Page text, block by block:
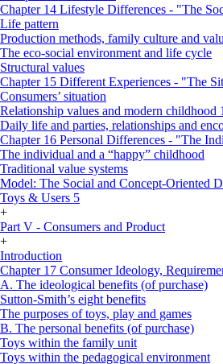
Chapter 14 Lifestyle Differences - "The
Life pattern
Production methods, family culture and
The eco-social environment and life cycle
Structural values
Chapter 15 Different Experiences - "The
Consumers’ situation
Relationship values and modern childhood
Daily life and parties, relationships and
Chapter 16 Personal Differences - "The
The individual and a “happy” childhood
Traditional value systems
Model: The Social and Concept-Oriented
Toys & Users 5
+
Part V - Consumers and Product
+
Introduction
Chapter 17 Consumer Ideology,
A. The ideological benefits (of purchase)
Sutton-Smith’s eight benefits
The purposes of toys, play and games
B. The personal benefits (of purchase)
Toys within the family unit
Toys within the pedagogical environment